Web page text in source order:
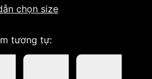
chọn size
tương tự: